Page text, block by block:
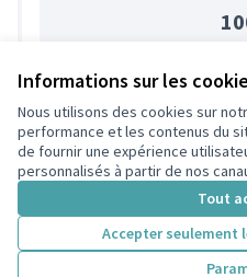
Informations sur les
Nous utilisons des cookies sur
performance et les contenus du
de fournir une expérience
personnalisés à partir de nos
Tout
Accepter seulement
Conditions d'utilisation
Paramètres des cookies
participons.colombes.fr sur
(Lien externe)